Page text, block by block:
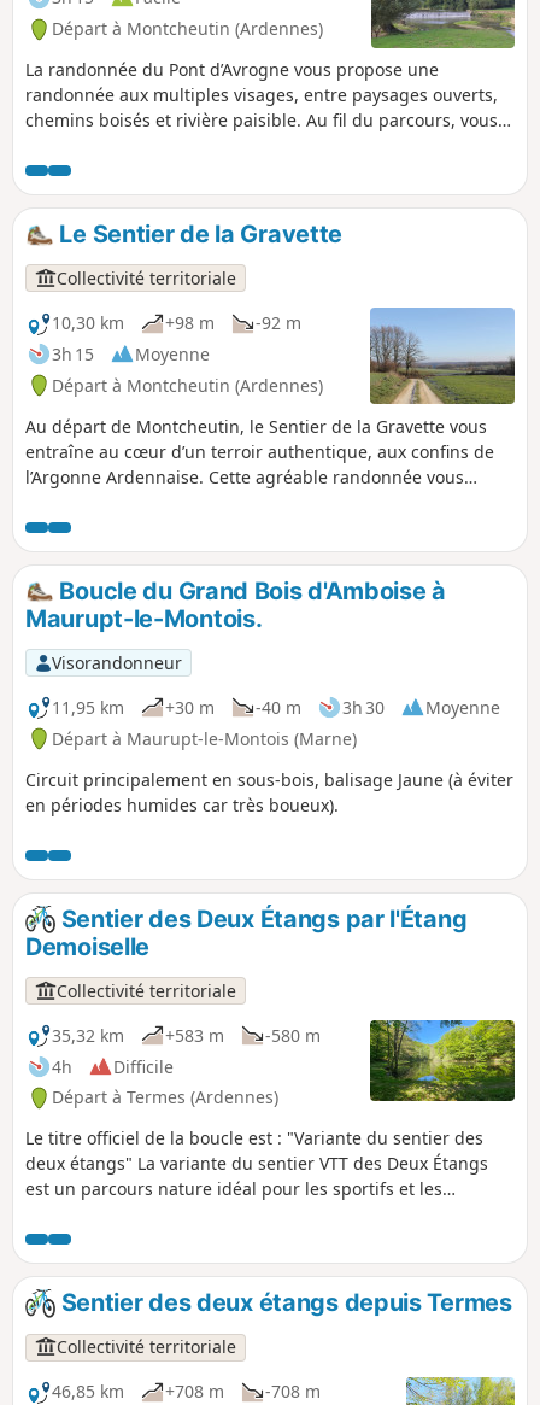
Chéhéry.
Départ à Montcheutin (Ardennes)
La randonnée du Pont d’Avrogne vous propose une
randonnée aux multiples visages, entre paysages ouverts,
chemins boisés et rivière paisible. Au fil du parcours, vous
avant de rejoindre la remarquable confluence de la vallée
de l’Aire, où se dévoilent des paysages typiques de bord de
rivière avec une faune remarquable.
Le Sentier de la Gravette
Collectivité territoriale
10,30 km
+98 m
-92 m
3h 15
Moyenne
Départ à Montcheutin (Ardennes)
Au départ de Montcheutin, le Sentier de la Gravette vous
entraîne au cœur d’un terroir authentique, aux confins de
l’Argonne Ardennaise. Cette agréable randonnée vous
temps semble suspendu. Entre vastes champs ouverts et
paysages paisibles de la Vallée de l'Aisne, laissez-vous
porter par une balade ressourçante, propice à l’évasion et à
la découverte d’un patrimoine rural préservé.
Boucle du Grand Bois d'Amboise à
Maurupt-le-Montois.
Visorandonneur
11,95 km
+30 m -40 m 3h 30
Moyenne
Départ à Maurupt-le-Montois (Marne)
Circuit principalement en sous-bois, balisage Jaune (à éviter
en périodes humides car très boueux).
Sentier des Deux Étangs par l'Étang
Demoiselle
Collectivité territoriale
35,32 km
+583 m
-580 m
4h
Difficile
Départ à Termes (Ardennes)
Le titre officiel de la boucle est : "Variante du sentier des
deux étangs" La variante du sentier VTT des Deux Étangs
est un parcours nature idéal pour les sportifs et les
alterne chemins roulants, passages techniques et petites
montées qui mettent les jambes à l’épreuve. Véritable
aventure traversant du Nord au Sud toute la Forêt
Domaniale de la Croix aux Bois, vous découvrirez des
paysages tourmentés et de multiples petites sources.
Sentier sportif, avec dénivelé positif assez important et des
passages techniques.
Sentier des deux étangs depuis Termes
Collectivité territoriale
46,85 km
+708 m
-708 m